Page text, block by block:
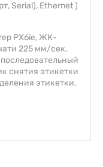
Serial), Ethernet )
PX6ie, ЖК-
225 мм/сек,
снятия этикетки
этикетки,